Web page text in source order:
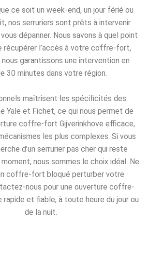
ce soit un week-end, un jour férié ou
nos serruriers sont prêts à intervenir
dépanner. Nous savons à quel point
récupérer l’accès à votre coffre-fort,
nous garantissons une intervention en
30 minutes dans votre région.
maîtrisent les spécificités des
Yale et Fichet, ce qui nous permet de
coffre-fort Gijverinkhove efficace,
les plus complexes. Si vous
d’un serrurier pas cher qui reste
nous sommes le choix idéal. Ne
coffre-fort bloqué perturber votre
nous pour une ouverture coffre-
rapide et fiable, à toute heure du jour ou
de la nuit.